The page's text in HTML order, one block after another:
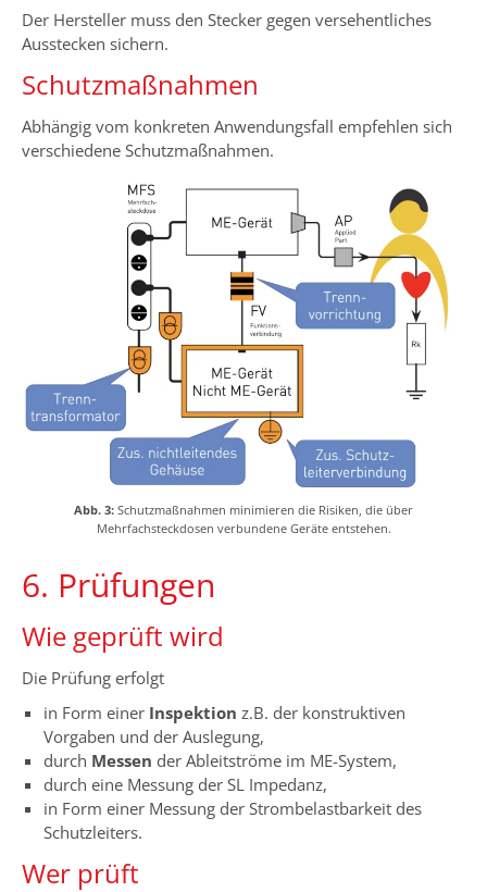
Der Hersteller muss den Stecker gegen versehentliches
Ausstecken sichern.
Schutzmaßnahmen
Abhängig vom konkreten Anwendungsfall empfehlen sich
verschiedene Schutzmaßnahmen.
Abb. 3: Schutzmaßnahmen minimieren die Risiken, die über
Mehrfachsteckdosen verbundene Geräte entstehen.
6. Prüfungen
Wie geprüft wird
Die Prüfung erfolgt
in Form einer Inspektion z.B. der konstruktiven
Vorgaben und der Auslegung,
durch Messen der Ableitströme im ME-System,
durch eine Messung der SL Impedanz,
in Form einer Messung der Strombelastbarkeit des
Schutzleiters.
Wer prüft